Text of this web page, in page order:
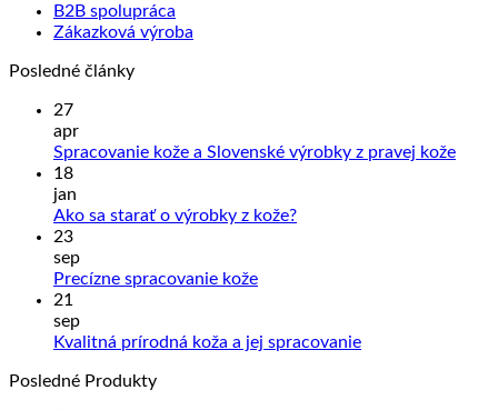
B2B spolupráca
Zákazková výroba
Posledné články
27
apr
Spracovanie kože a Slovenské výrobky z pravej kože
18
jan
Ako sa starať o výrobky z kože?Žiadne
o
23
sep
Precízne spracovanie kožeŽiadne
Precízne
21
sep
Kvalitná prírodná koža a jej spracovanieŽiadne
Posledné Produkty